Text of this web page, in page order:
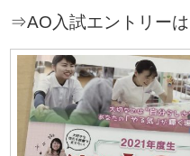
⇒AO入試エントリーは